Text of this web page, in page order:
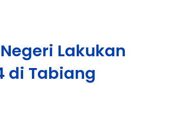
Lakukan
di Tabiang